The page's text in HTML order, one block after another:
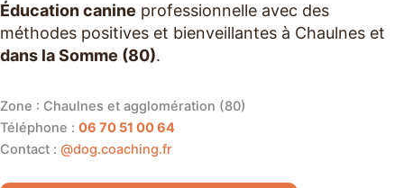
Éducation canine professionnelle avec des
méthodes positives et bienveillantes à Chaulnes et
dans la Somme (80).
Zone : Chaulnes et agglomération (80)
Téléphone : 06 70 51 00 64
Contact : @dog.coaching.fr